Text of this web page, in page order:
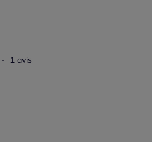
- 1avis